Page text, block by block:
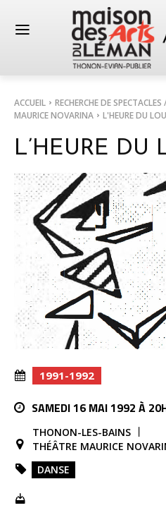
ACCUEIL RECHERCHE DE
MAURICE NOVARINA
L'HEURE DU
L’HEURE DU
1991-1992
SAMEDI 16 MAI 1992 À
THONON-LES-BAINS
THÉÂTRE MAURICE
DANSE